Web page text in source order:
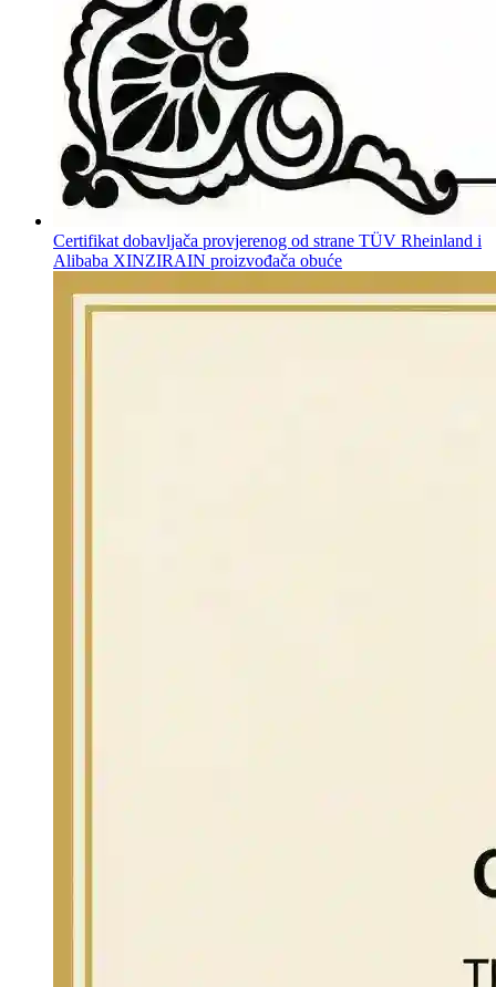
Certifikat dobavljača provjerenog od strane TÜV Rheinland i
Alibaba XINZIRAIN proizvođača obuće